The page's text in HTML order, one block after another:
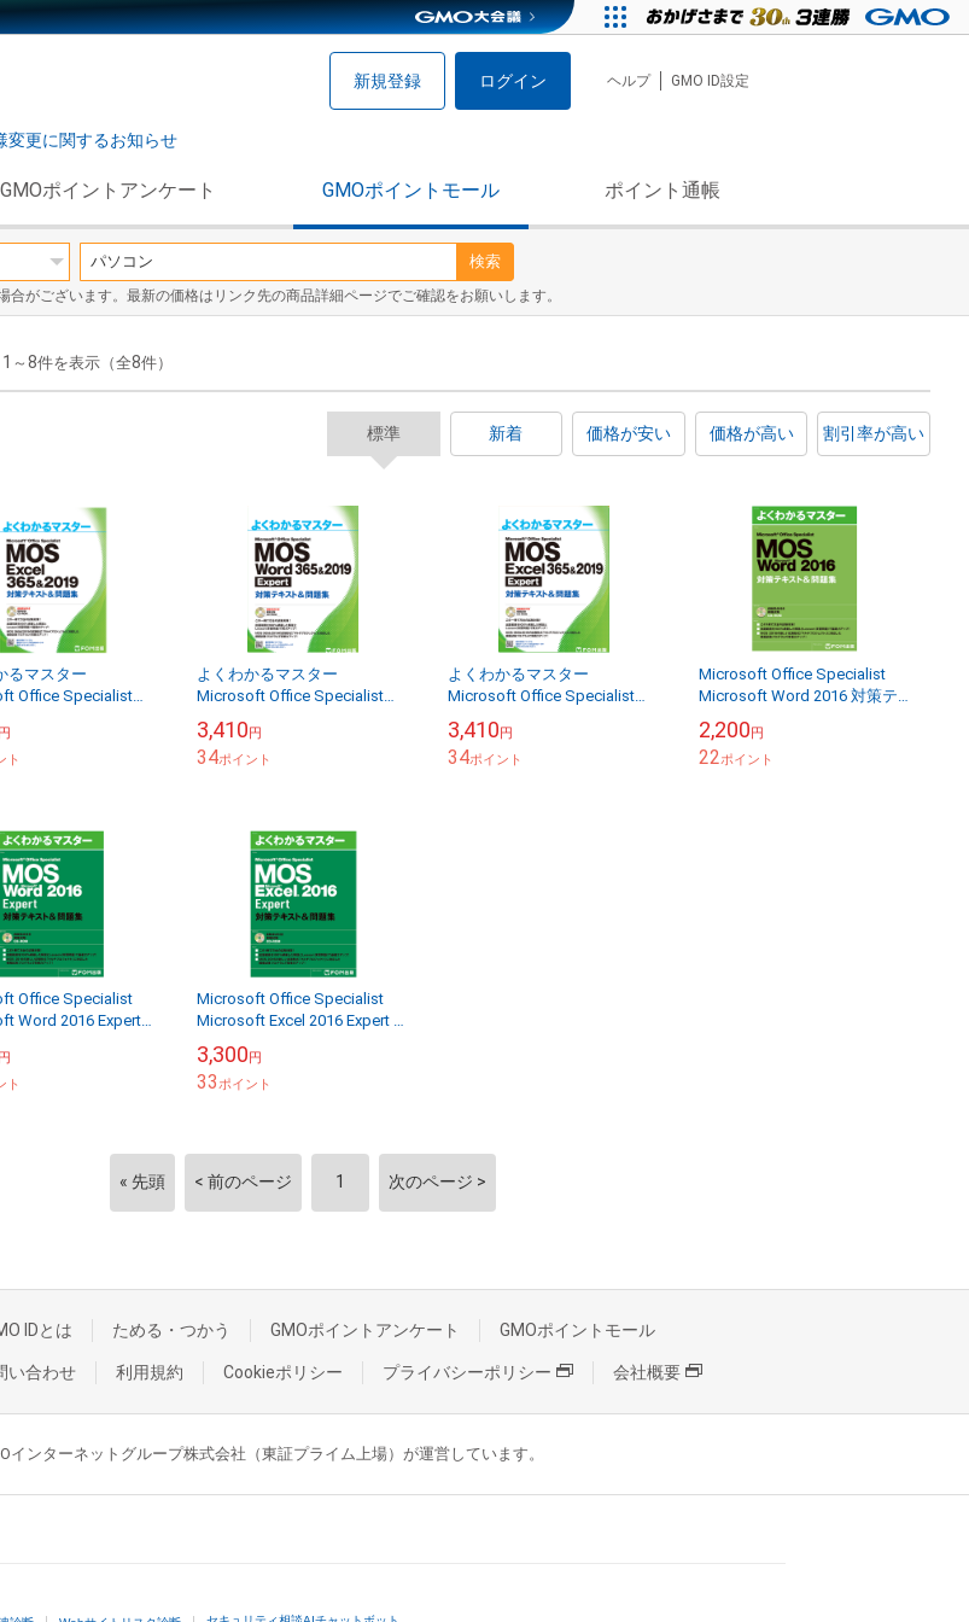
新規登録 ログイン ヘルプ GMO ID設定
変更に関するお知らせ
GMOポイントアンケート GMOポイントモール ポイント通帳
検索
がございます。最新の価格はリンク先の商品詳細ページでご確認をお願いします。
1 ～ 8件を表示（全8件）
標準 新着 価格が安い 価格が高い 割引率が高い
るマスター
Office Specialist
円
ト
よくわかるマスター
Microsoft Office Specialist
キスト...
3,410円
34ポイント
よくわかるマスター
Microsoft Office Specialist
キス...
3,410円
34ポイント
Microsoft Office Specialist
Microsoft Word 2016 対策テ
2,200円
22ポイント
Office Specialist
Word 2016 Expert
円
ト
Microsoft Office Specialist
Microsoft Excel 2016 Expert 対
3,300円
33ポイント
« 先頭 < 前のページ 1 次のページ >
IDとは ためる・つかう GMOポイントアンケート GMOポイントモール
い合わせ 利用規約 Cookieポリシー プライバシーポリシー 会社概要
インターネットグループ株式会社（東証プライム上場）が運営しています。